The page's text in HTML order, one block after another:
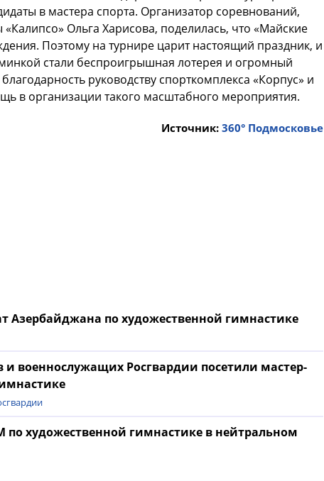
в мастера спорта. Организатор соревнований,
Ольга Харисова, поделилась, что «Майские
Поэтому на турнире царит настоящий праздник, и
стали беспроигрышная лотерея и огромный
руководству спорткомплекса «Корпус» и
в организации такого масштабного мероприятия.
Источник: 360° Подмосковье
Азербайджана по художественной гимнастике
и военнослужащих Росгвардии посетили мастер-
по художественной гимнастике в нейтральном